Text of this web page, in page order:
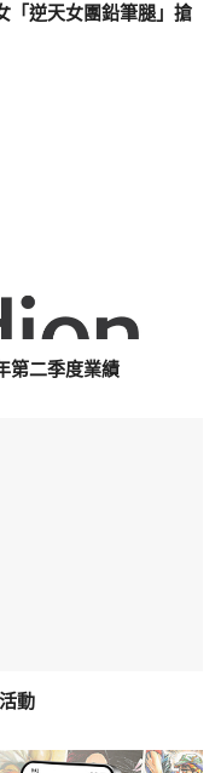
「逆天女團鉛筆腿」搶
二季度業績
動